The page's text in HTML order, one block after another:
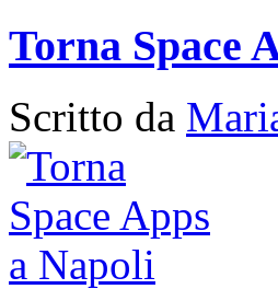
Torna Space
Scritto da